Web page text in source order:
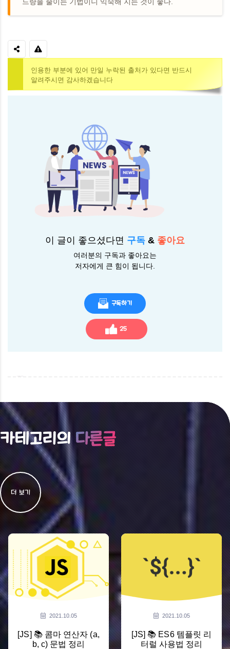
인용한 부분에 있어 만일 누락된 출처가 있다면 반드시
알려주시면 감사하겠습니다
이 글이 좋으셨다면 구독 & 좋아요
여러분의 구독과 좋아요는
저자에게 큰 힘이 됩니다.
구독하기
25
카테고리의다른글
더 보기
2021.10.05
[JS] 📚 콤마 연산자 (a,
b, c) 문법 정리
2021.10.05
[JS] 📚 ES6 템플릿 리
터럴 사용법 정리